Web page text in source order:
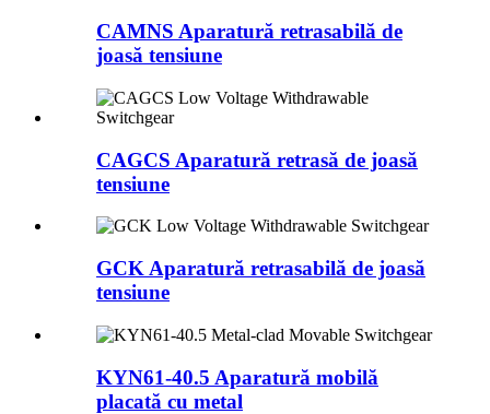
CAMNS Aparatură retrasabilă de
joasă tensiune
CAGCS Aparatură retrasă de joasă
tensiune
GCK Aparatură retrasabilă de joasă
tensiune
KYN61-40.5 Aparatură mobilă
placată cu metal